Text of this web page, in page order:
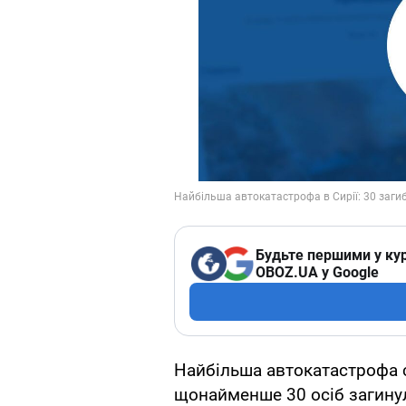
Будьте першими у
OBOZ.UA у Google
Найбільша автокатастрофа
щонайменше 30 осіб